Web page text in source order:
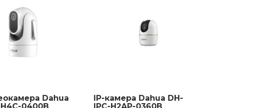
Dahua
IP-камера Dahua DH-